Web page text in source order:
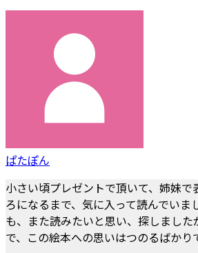
ぱたぽん
小さい頃プレゼントで頂いて、姉妹
ろになるまで、気に入って読んでいま
も、また読みたいと思い、探しました
で、この絵本への思いはつのるばかり